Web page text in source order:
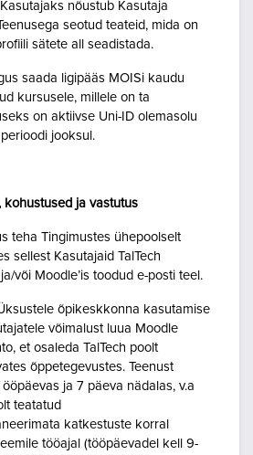
nõustub Kasutaja
seotud teateid, mida on
sätete all seadistada.
saada ligipääs MOISi kaudu
kursusele, millele on ta
on aktiivse Uni-ID olemasolu
jooksul.
kohustused ja vastutus
teha Tingimustes ühepoolselt
sellest Kasutajaid TalTech
või Moodle’is toodud e-posti teel.
õpikeskkonna kasutamise
võimalust luua Moodle
et osaleda TalTech poolt
õppetegevustes. Teenust
ja 7 päeva nädalas, v.a
teatatud
katkestuste korral
tööajal (tööpäevadel kell 9-